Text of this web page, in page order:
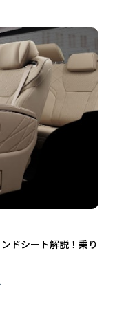
ドシート解説！乗り